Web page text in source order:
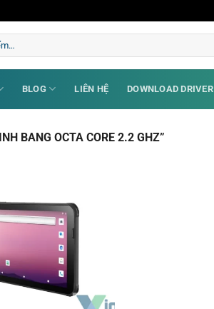
BLOG LIÊN HỆ DOWNLOAD DRIVER
BANG OCTA CORE 2.2 GHZ”